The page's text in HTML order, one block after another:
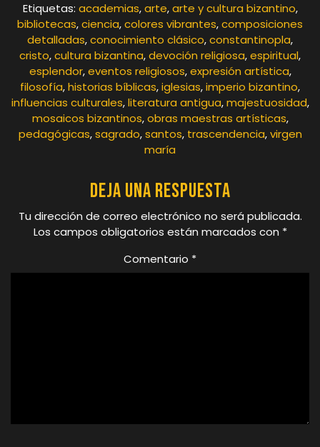
Etiquetas: academias,arte,arte y cultura bizantino,
bibliotecas,ciencia,colores vibrantes,composiciones
detalladas,conocimiento clásico,constantinopla,
cristo,cultura bizantina,devoción religiosa,espiritual,
esplendor,eventos religiosos,expresión artística,
filosofía,historias bíblicas,iglesias,imperio bizantino,
influencias culturales,literatura antigua,majestuosidad,
mosaicos bizantinos,obras maestras artísticas,
pedagógicas,sagrado,santos, trascendencia,virgen
maría
Deja una respuesta
Tu dirección de correo electrónico no será publicada.
Los campos obligatorios están marcados con *
Comentario *